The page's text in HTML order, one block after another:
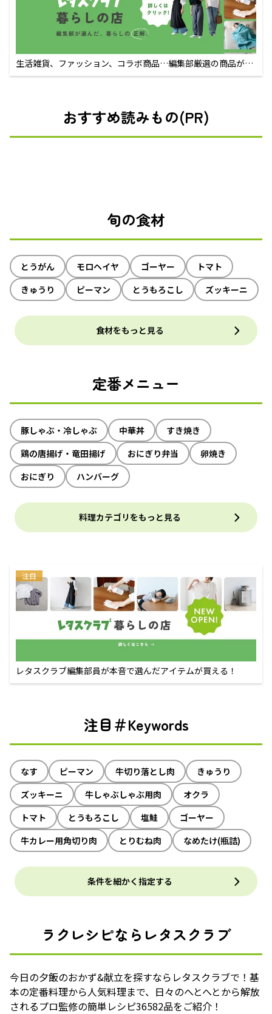
生活雑貨、ファッション、コラボ商品…編集部厳選の商品が買
えるECサイト
おすすめ読みもの(PR)
旬の食材
とうがん モロヘイヤ ゴーヤー
トマト
きゅうり
ピーマン とうもろこし ズッキーニ
食材をもっと見る
定番メニュー
豚しゃぶ・冷しゃぶ 中華丼
すき焼き
鶏の唐揚げ・竜田揚げ
おにぎり弁当
卵焼き
おにぎり
ハンバーグ
料理カテゴリをもっと見る
注目
レタスクラブ編集部員が本音で選んだアイテムが買える！
注目＃Keywords
なす ピーマン 牛切り落とし肉
きゅうり
ズッキーニ
牛しゃぶしゃぶ用肉
オクラ
トマト
とうもろこし 塩鮭
ゴーヤー
牛カレー用角切り肉
とりむね肉 なめたけ(瓶詰)
条件を細かく指定する
ラクレシピならレタスクラブ
今日の夕飯のおかず&献立を探すならレタスクラブで！基
本の定番料理から人気料理まで、日々のへとへとから解放
されるプロ監修の簡単レシピ36582品をご紹介！